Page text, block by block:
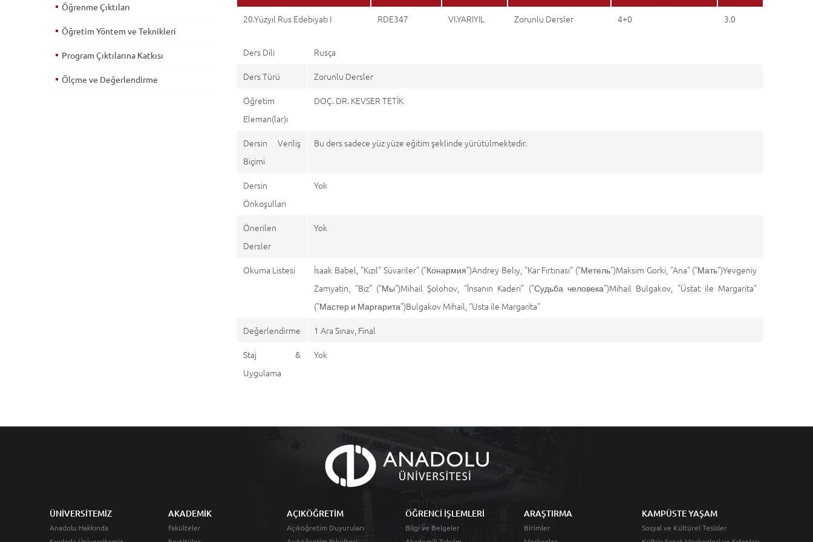
20.Yüzyıl Rus Edebiyatı I RDE347 VI.YARIYIL Zorunlu Dersler 4+0 3.0
Ders Dili
Rusça
Ders Türü
Zorunlu Dersler
Öğretim
Eleman(lar)ı
DOÇ. DR. KEVSER TETİK
Dersin Veriliş
Biçimi
Bu ders sadece yüz yüze eğitim şeklinde yürütülmektedir.
Dersin
Önkoşulları
Yok
Önerilen
Dersler
Yok
Okuma Listesi
İsaak Babel, "Kızıl" Süvariler" ("Конармия")Andrey Belıy, "Kar Fırtınası" ("Метель")Maksim Gorki, "Ana" ("Мать")Yevgeniy
Zamyatin, “Biz” ("Мы")Mihail Şolohov, “İnsanın Kaderi” ("Судьба человека")Mihail Bulgakov, "Üstat ile Margarita"
("Мастер и Маргарита")Bulgakov Mihail, “Usta ile Margarita”
Değerlendirme
1 Ara Sınav, Final
Staj &
Uygulama
Yok
Öğrenme Çıktıları
Öğretim Yöntem ve Teknikleri
Program Çıktılarına Katkısı
Ölçme ve Değerlendirme
ÜNİVERSİTEMİZ
Anadolu Hakkında
AKADEMİK
Fakülteler
AÇIKÖĞRETİM
Açıköğretim Duyuruları
ÖĞRENCİ İŞLEMLERİ
Bilgi ve Belgeler
ARAŞTIRMA
Birimler
KAMPÜSTE YAŞAM
Sosyal ve Kültürel Tesisler